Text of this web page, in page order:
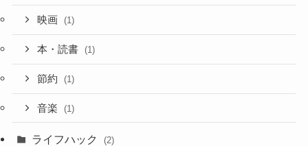
映画 (1)
本・読書 (1)
節約 (1)
音楽 (1)
ライフハック (2)